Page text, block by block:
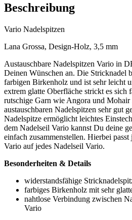
Beschreibung
Vario Nadelspitzen
Lana Grossa, Design-Holz, 3,5 mm
Austauschbare Nadelspitzen Vario in
Deinen Wünschen an. Die Stricknadel
farbigen Birkenholz und ist sehr leicht
extrem glatte Oberfläche strickt es sich
rutschige Garn wie Angora und Mohair
austauschbaren Nadelspitzen sehr gut
Nadelspitze ermöglicht leichtes
dem Nadelseil Vario kannst Du deine
einfach zusammenstellen. Hierbei passt
Vario auf jedes Nadelseil Vario.
Besonderheiten & Details
widerstandsfähige
farbiges Birkenholz mit sehr
nahtlose Verbindung zwischen
Vario